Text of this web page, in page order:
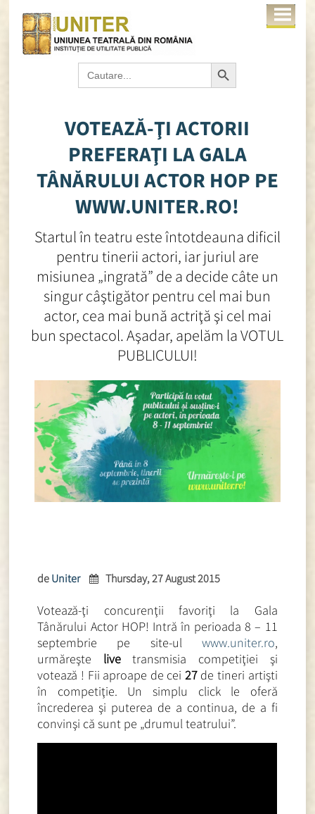
Search
for:
Search Button
VOTEAZĂ-ŢI ACTORII
PREFERAŢI LA GALA
TÂNĂRULUI ACTOR HOP PE
WWW.UNITER.RO!
Startul în teatru este întotdeauna dificil
pentru tinerii actori, iar juriul are
misiunea „ingrată” de a decide câte un
singur câştigător pentru cel mai bun
actor, cea mai bună actriţă şi cel mai
bun spectacol. Aşadar, apelăm la VOTUL
PUBLICULUI!
de Uniter Thursday, 27 August 2015
Votează-ţi concurenţii favoriţi la Gala
Tânărului Actor HOP! Intră în perioada 8 – 11
septembrie pe site-ul www.uniter.ro,
urmăreşte livetransmisia competiţiei şi
votează ! Fii aproape de cei 27de tineri artişti
în competiţie. Un simplu click le oferă
încrederea şi puterea de a continua, de a fi
convinşi că sunt pe „drumul teatrului”.